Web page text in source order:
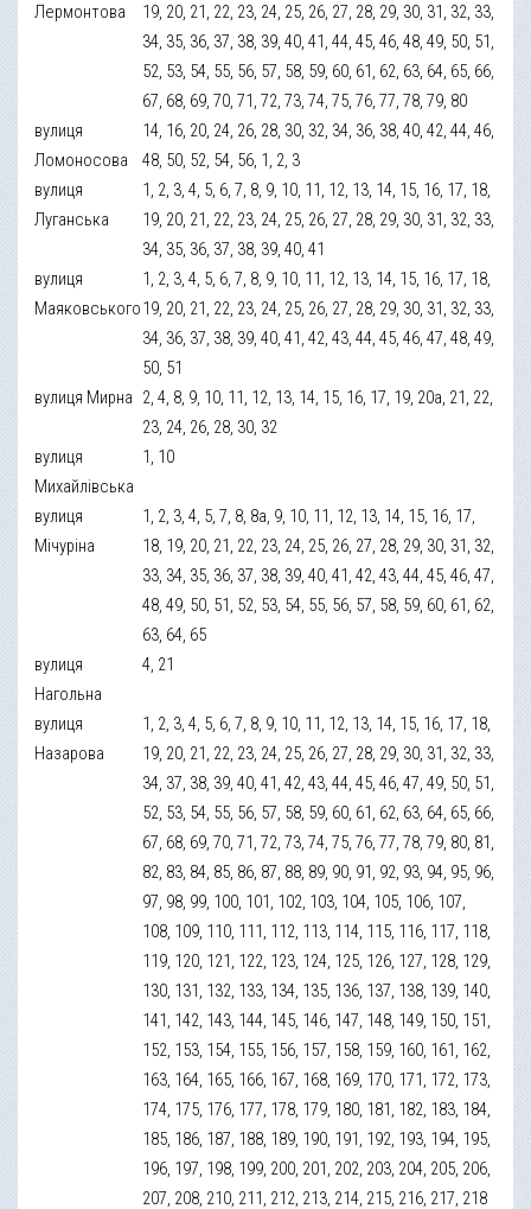
Лермонтова
19, 20, 21, 22, 23, 24, 25, 26, 27, 28, 29, 30, 31, 32, 33,
34, 35, 36, 37, 38, 39, 40, 41, 44, 45, 46, 48, 49, 50, 51,
52, 53, 54, 55, 56, 57, 58, 59, 60, 61, 62, 63, 64, 65, 66,
67, 68, 69, 70, 71, 72, 73, 74, 75, 76, 77, 78, 79, 80
вулиця
Ломоносова
14, 16, 20, 24, 26, 28, 30, 32, 34, 36, 38, 40, 42, 44, 46,
48, 50, 52, 54, 56, 1, 2, 3
вулиця
Луганська
1, 2, 3, 4, 5, 6, 7, 8, 9, 10, 11, 12, 13, 14, 15, 16, 17, 18,
19, 20, 21, 22, 23, 24, 25, 26, 27, 28, 29, 30, 31, 32, 33,
34, 35, 36, 37, 38, 39, 40, 41
вулиця
Маяковського
1, 2, 3, 4, 5, 6, 7, 8, 9, 10, 11, 12, 13, 14, 15, 16, 17, 18,
19, 20, 21, 22, 23, 24, 25, 26, 27, 28, 29, 30, 31, 32, 33,
34, 36, 37, 38, 39, 40, 41, 42, 43, 44, 45, 46, 47, 48, 49,
50, 51
вулиця Мирна 2, 4, 8, 9, 10, 11, 12, 13, 14, 15, 16, 17, 19, 20а, 21, 22,
23, 24, 26, 28, 30, 32
вулиця
Михайлівська
1, 10
вулиця
Мічуріна
1, 2, 3, 4, 5, 7, 8, 8а, 9, 10, 11, 12, 13, 14, 15, 16, 17,
18, 19, 20, 21, 22, 23, 24, 25, 26, 27, 28, 29, 30, 31, 32,
33, 34, 35, 36, 37, 38, 39, 40, 41, 42, 43, 44, 45, 46, 47,
48, 49, 50, 51, 52, 53, 54, 55, 56, 57, 58, 59, 60, 61, 62,
63, 64, 65
вулиця
Нагольна
4, 21
вулиця
Назарова
1, 2, 3, 4, 5, 6, 7, 8, 9, 10, 11, 12, 13, 14, 15, 16, 17, 18,
19, 20, 21, 22, 23, 24, 25, 26, 27, 28, 29, 30, 31, 32, 33,
34, 37, 38, 39, 40, 41, 42, 43, 44, 45, 46, 47, 49, 50, 51,
52, 53, 54, 55, 56, 57, 58, 59, 60, 61, 62, 63, 64, 65, 66,
67, 68, 69, 70, 71, 72, 73, 74, 75, 76, 77, 78, 79, 80, 81,
82, 83, 84, 85, 86, 87, 88, 89, 90, 91, 92, 93, 94, 95, 96,
97, 98, 99, 100, 101, 102, 103, 104, 105, 106, 107,
108, 109, 110, 111, 112, 113, 114, 115, 116, 117, 118,
119, 120, 121, 122, 123, 124, 125, 126, 127, 128, 129,
130, 131, 132, 133, 134, 135, 136, 137, 138, 139, 140,
141, 142, 143, 144, 145, 146, 147, 148, 149, 150, 151,
152, 153, 154, 155, 156, 157, 158, 159, 160, 161, 162,
163, 164, 165, 166, 167, 168, 169, 170, 171, 172, 173,
174, 175, 176, 177, 178, 179, 180, 181, 182, 183, 184,
185, 186, 187, 188, 189, 190, 191, 192, 193, 194, 195,
196, 197, 198, 199, 200, 201, 202, 203, 204, 205, 206,
207, 208, 210, 211, 212, 213, 214, 215, 216, 217, 218